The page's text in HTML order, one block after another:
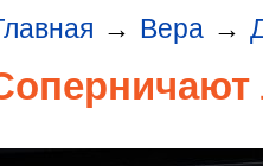
→ Вера →